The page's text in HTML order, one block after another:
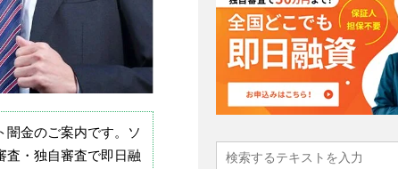
金のご案内です。ソ
査・独自審査で即日融